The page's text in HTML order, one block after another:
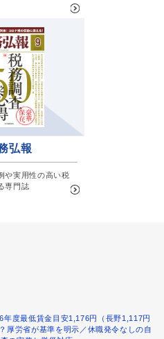
弘報
や実用性の高い税
専門誌
年度最低賃金目安1,176円（長野1,117円
厚労省が基準を明示／休職発令なしの自